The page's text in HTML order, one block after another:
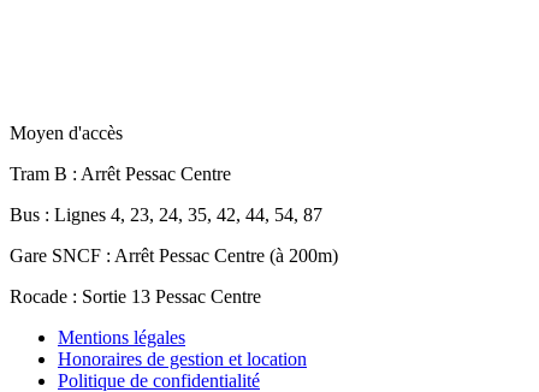
Moyen d'accès
Tram B : Arrêt Pessac Centre
Bus : Lignes 4, 23, 24, 35, 42, 44, 54, 87
Gare SNCF : Arrêt Pessac Centre (à 200m)
Rocade : Sortie 13 Pessac Centre
Mentions légales
Honoraires de gestion et location
Politique de confidentialité